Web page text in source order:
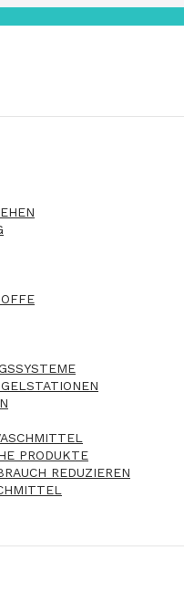
PRODUKTE
REDUZIEREN